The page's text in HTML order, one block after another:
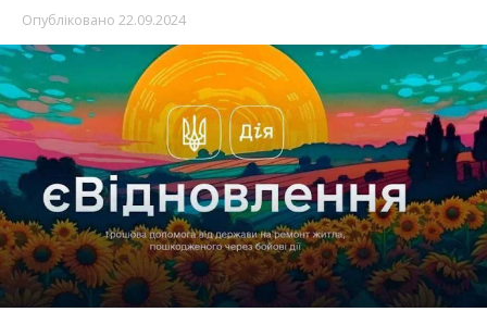
Опубліковано 22.09.2024